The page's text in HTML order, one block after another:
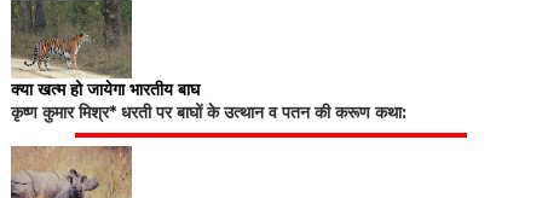
क्या खत्म हो जायेगा भारतीय बाघ
कृष्ण कुमार मिश्र* धरती पर बाघों के उत्थान व पतन की करूण कथा: